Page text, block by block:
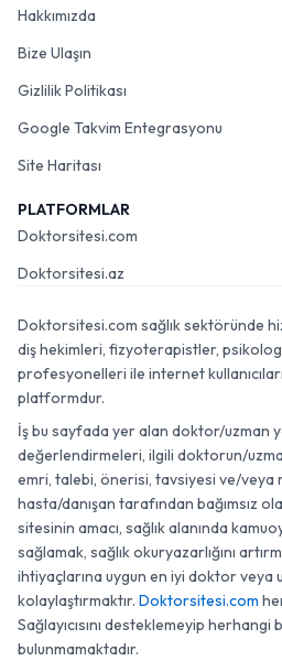
Hakkımızda
Bize Ulaşın
Gizlilik Politikası
Google Takvim Entegrasyonu
Site Haritası
PLATFORMLAR
Doktorsitesi.com
Doktorsitesi.az
Doktorsitesi.com sağlık sektöründe
diş hekimleri, fizyoterapistler,
profesyonelleri ile internet
platformdur.
İş bu sayfada yer alan doktor/uzman
değerlendirmeleri, ilgili doktorun/
emri, talebi, önerisi, tavsiyesi ve/veya
hasta/danışan tarafından bağımsız
sitesinin amacı, sağlık alanında
sağlamak, sağlık okuryazarlığını
ihtiyaçlarına uygun en iyi doktor veya
kolaylaştırmaktır. Doktorsitesi.com
Sağlayıcısını desteklemeyip
bulunmamaktadır.